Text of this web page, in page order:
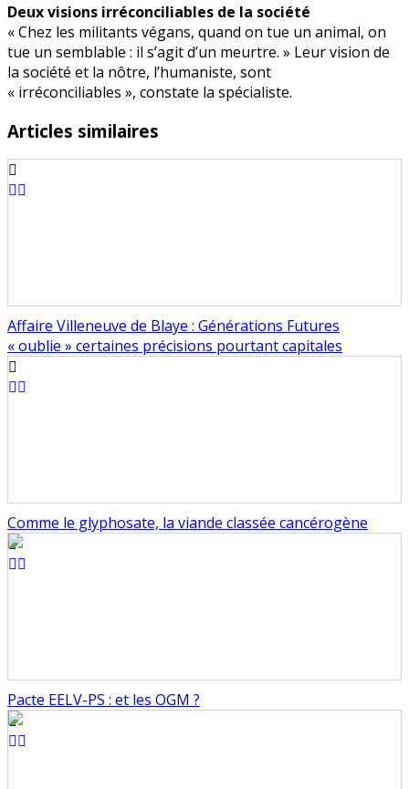
Deux visions irréconciliables de la société
« Chez les militants végans, quand on tue un animal, on
tue un semblable : il s’agit d’un meurtre. » Leur vision de
la société et la nôtre, l’humaniste, sont
« irréconciliables », constate la spécialiste.
Articles similaires
Affaire Villeneuve de Blaye : Générations Futures
« oublie » certaines précisions pourtant capitales
Comme le glyphosate, la viande classée cancérogène
Pacte EELV-PS : et les OGM ?